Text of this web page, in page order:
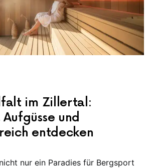
im Zillertal:
Aufgüsse und
entdecken
nur ein Paradies für Bergsport